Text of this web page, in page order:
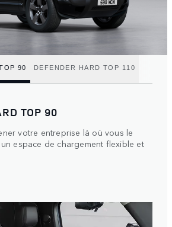
90 DEFENDER HARD TOP 110
TOP 90
votre entreprise là où vous le
espace de chargement flexible et